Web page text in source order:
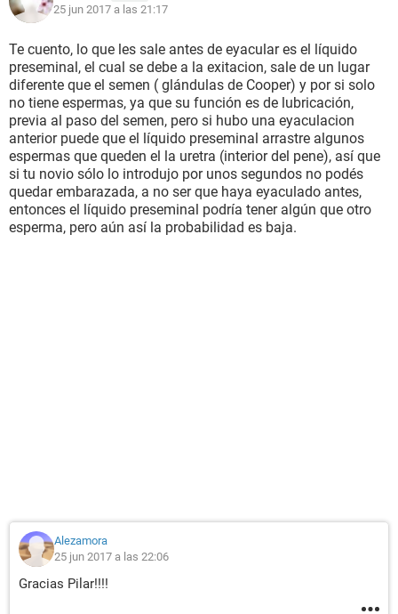
25 jun 2017 a las 21:17
Te cuento, lo que les sale antes de eyacular es el líquido
preseminal, el cual se debe a la exitacion, sale de un lugar
diferente que el semen ( glándulas de Cooper) y por si solo
no tiene espermas, ya que su función es de lubricación,
previa al paso del semen, pero si hubo una eyaculacion
anterior puede que el líquido preseminal arrastre algunos
espermas que queden el la uretra (interior del pene), así que
si tu novio sólo lo introdujo por unos segundos no podés
quedar embarazada, a no ser que haya eyaculado antes,
entonces el líquido preseminal podría tener algún que otro
esperma, pero aún así la probabilidad es baja.
Alezamora
25 jun 2017 a las 22:06
Gracias Pilar!!!!